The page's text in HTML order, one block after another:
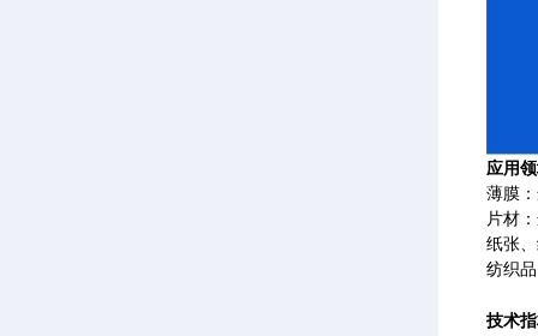
应用
薄膜
片材
纸张
纺织
技术